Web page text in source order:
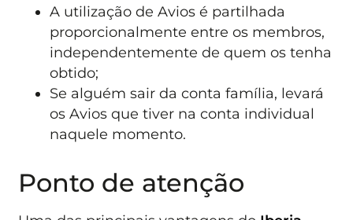
A utilização de Avios é partilhada
proporcionalmente entre os membros,
independentemente de quem os tenha
obtido;
Se alguém sair da conta família, levará
os Avios que tiver na conta individual
naquele momento.
Ponto de atenção